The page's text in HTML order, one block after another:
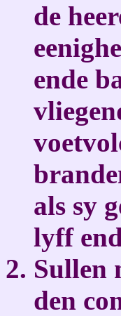
de
ende
als sy
lyff
Sullen
den